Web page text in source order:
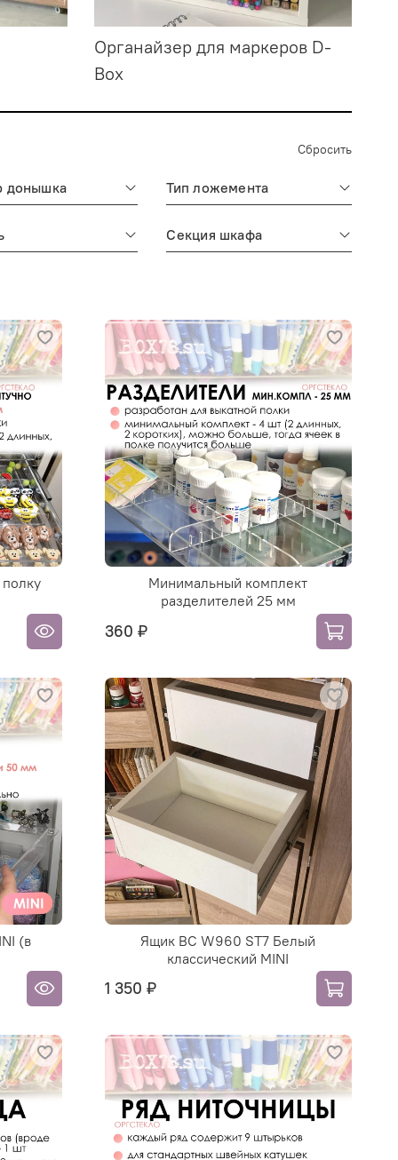
Органайзер для маркеров D-
Box
Сбросить
донышка Тип ложемента
Секция шкафа
Минимальный комплект
разделителей 25 мм
360 ₽
(в
Ящик ВС W960 ST7 Белый
классический MINI
1 350 ₽